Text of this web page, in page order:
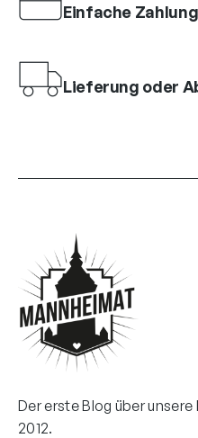
Einfache Zahlung
Lieferung oder
Der erste Blog über
2012.